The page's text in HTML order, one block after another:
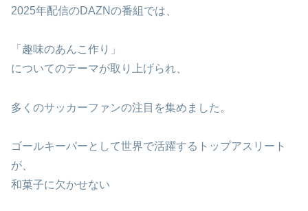
2025年配信のDAZNの番組では、
「趣味のあんこ作り」
についてのテーマが取り上げられ、
多くのサッカーファンの注目を集めました。
ゴールキーパーとして世界で活躍するトップアスリート
が、
和菓子に欠かせない